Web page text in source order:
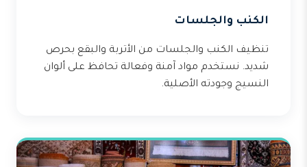
الكنب والجلسات
تنظيف الكنب والجلسات من الأتربة والبقع بحرص
شديد. نستخدم مواد آمنة وفعالة تحافظ على ألوان
النسيج وجودته الأصلية.